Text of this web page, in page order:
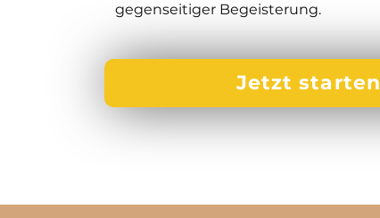
gegenseitiger Begeisterung.
Jetzt starten